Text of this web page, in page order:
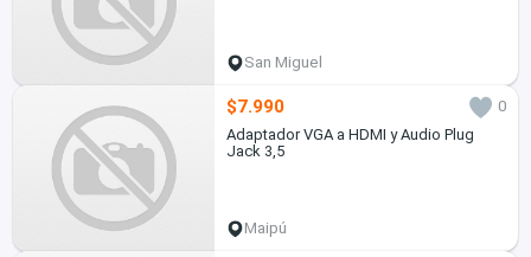
San Miguel
$7.990
0
Adaptador VGA a HDMI y Audio Plug
Jack 3,5
Maipú